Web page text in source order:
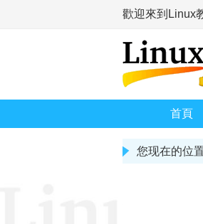
歡迎來到Linux
首頁
您现在的位